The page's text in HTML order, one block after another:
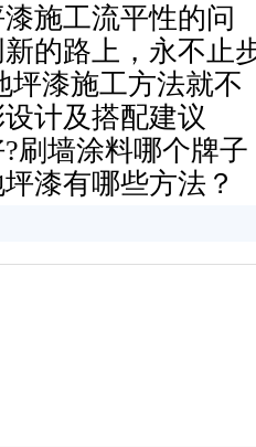
施工流平性的问
的路上，永不止
坪漆施工方法就不
计及搭配建议
刷墙涂料哪个牌子
漆有哪些方法？